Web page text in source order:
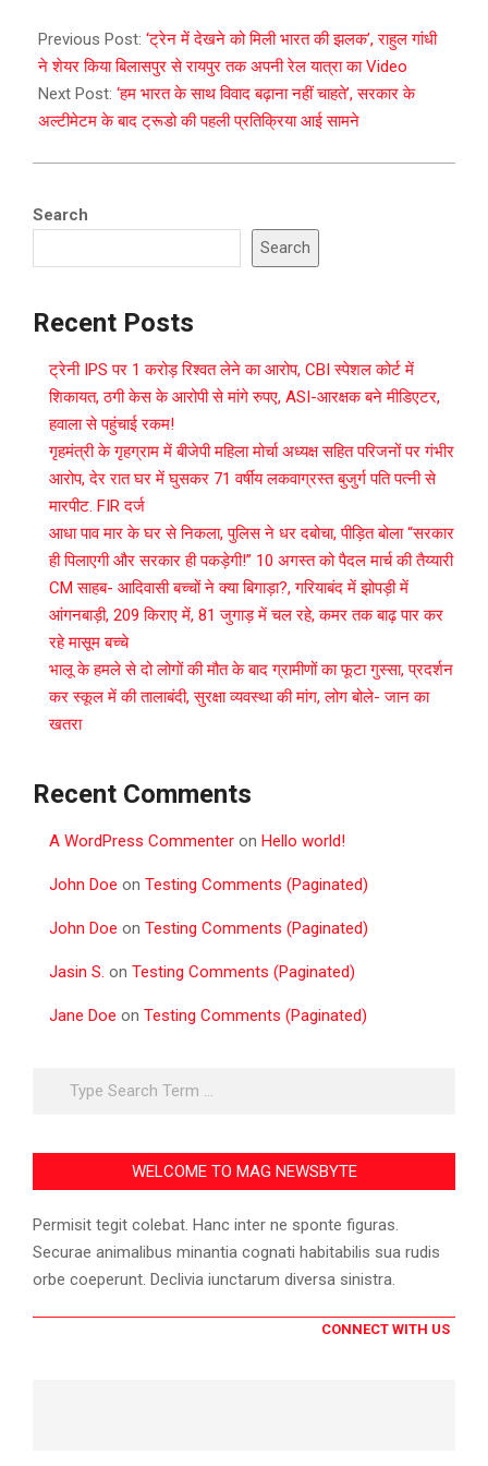
10-
03
Previous Post: ‘ट्रेन में देखने को मिली भारत की झलक’, राहुल गांधी
ने शेयर किया बिलासपुर से रायपुर तक अपनी रेल यात्रा का Video
Next Post: ‘हम भारत के साथ विवाद बढ़ाना नहीं चाहते’, सरकार के
अल्टीमेटम के बाद ट्रूडो की पहली प्रतिक्रिया आई सामने
Search
Search
Recent Posts
ट्रेनी IPS पर 1 करोड़ रिश्वत लेने का आरोप, CBI स्पेशल कोर्ट में
शिकायत, ठगी केस के आरोपी से मांगे रुपए, ASI-आरक्षक बने मीडिएटर,
हवाला से पहुंचाई रकम!
गृहमंत्री के गृहग्राम में बीजेपी महिला मोर्चा अध्यक्ष सहित परिजनों पर गंभीर
आरोप, देर रात घर में घुसकर 71 वर्षीय लकवाग्रस्त बुजुर्ग पति पत्नी से
मारपीट. FIR दर्ज
आधा पाव मार के घर से निकला, पुलिस ने धर दबोचा, पीड़ित बोला “सरकार
ही पिलाएगी और सरकार ही पकड़ेगी!” 10 अगस्त को पैदल मार्च की तैय्यारी
CM साहब- आदिवासी बच्चों ने क्या बिगाड़ा?, गरियाबंद में झोपड़ी में
आंगनबाड़ी, 209 किराए में, 81 जुगाड़ में चल रहे, कमर तक बाढ़ पार कर
रहे मासूम बच्चे
भालू के हमले से दो लोगों की मौत के बाद ग्रामीणों का फूटा गुस्सा, प्रदर्शन
कर स्कूल में की तालाबंदी, सुरक्षा व्यवस्था की मांग, लोग बोले- जान का
खतरा
Recent Comments
A WordPress Commenter on Hello world!
John Doe on Testing Comments (Paginated)
John Doe on Testing Comments (Paginated)
Jasin S. on Testing Comments (Paginated)
Jane Doe on Testing Comments (Paginated)
WELCOME TO MAG NEWSBYTE
Permisit tegit colebat. Hanc inter ne sponte figuras.
Securae animalibus minantia cognati habitabilis sua rudis
orbe coeperunt. Declivia iunctarum diversa sinistra.
CONNECT WITH US